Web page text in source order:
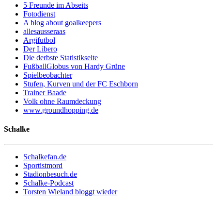
5 Freunde im Abseits
Fotodienst
A blog about goalkeepers
allesausseraas
Argifutbol
Der Libero
Die derbste Statistikseite
FußballGlobus von Hardy Grüne
Spielbeobachter
Stufen, Kurven und der FC Eschborn
Trainer Baade
Volk ohne Raumdeckung
www.groundhopping.de
Schalke
Schalkefan.de
Sportistmord
Stadionbesuch.de
Schalke-Podcast
Torsten Wieland bloggt wieder